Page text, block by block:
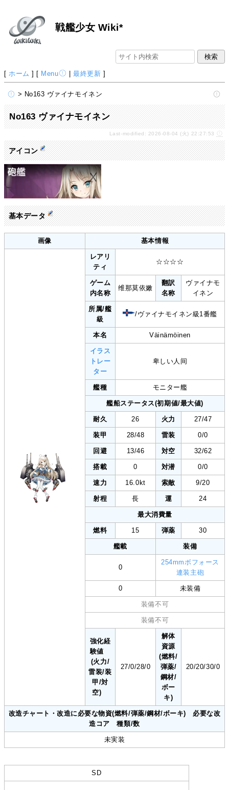
戦艦少女 Wiki*
[ ホーム ] [ Menu |最終更新 ]
> No163 ヴァイナモイネン
No163 ヴァイナモイネン
Last-modified: 2026-08-04 (火) 22:27:53
アイコン
基本データ
画像 基本情報
レアリ
ティ
☆☆☆☆
ゲーム
内名称
维那莫依嫩
翻訳
名称
ヴァイナモ
イネン
所属/艦
級
/ヴァイナモイネン級1番艦
本名 Väinämöinen
イラス
トレー
ター
卑しい人间
艦種 モニター艦
艦船ステータス(初期値/最大値)
耐久 26 火力 27/47
装甲 28/48 雷装 0/0
回避 13/46 対空 32/62
搭載 0 対潜 0/0
速力 16.0kt 索敵 9/20
射程 長 運 24
最大消費量
燃料 15 弾薬 30
艦載 装備
0
254mmボフォース
連装主砲
0 未装備
装備不可
装備不可
強化経
験値
(火力/
雷装/装
甲/対
空)
27/0/28/0
解体
資源
(燃料/
弾薬/
鋼材/
ボー
キ)
20/20/30/0
改造チャート・改造に必要な物資(燃料/弾薬/鋼材/ボーキ) 必要な改
造コア 種類/数
未実装
SD